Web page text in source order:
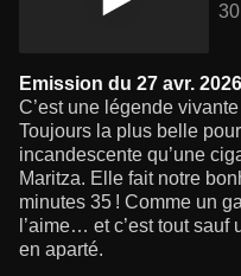
Emission du 27 avr. 2026
C’est une légende
Toujours la plus belle
incandescente qu’une
Maritza. Elle fait notre
minutes 35 ! Comme un
l’aime… et c’est tout
en aparté.